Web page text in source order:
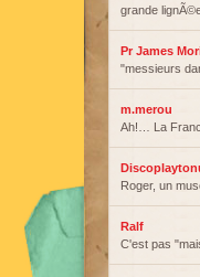
grande
Pr James
"messieurs
m.merou
Ah!… La
Roger, un
Ralf
C'est pas